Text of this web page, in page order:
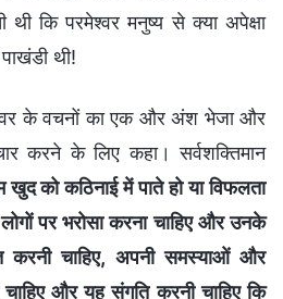
कि परमेश्वर मनुष्य से क्या अपेक्षा
थी!
के वचनों का एक और अंश भेजा और
करने के लिए कहा। सर्वशक्तिमान
को कठिनाई में पाते हो या विफलता
पर भरोसा करना चाहिए और उनके
चाहिए, अपनी समस्याओं और
और यह संगति करनी चाहिए कि